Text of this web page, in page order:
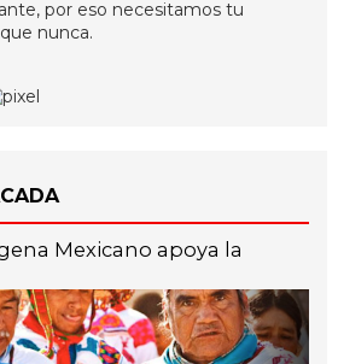
por eso necesitamos tu
nunca.
Mexicano apoya la